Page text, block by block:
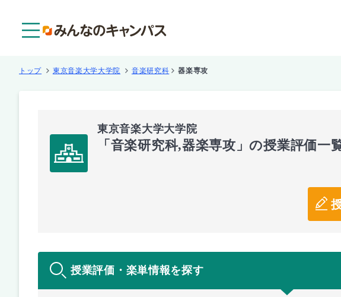
トップ 東京音楽大学大学院 音楽研究科 器楽専攻
東京音楽大学大学院
「音楽研究科,器楽専攻」の授業評価一
授業評価・楽単情報を探す